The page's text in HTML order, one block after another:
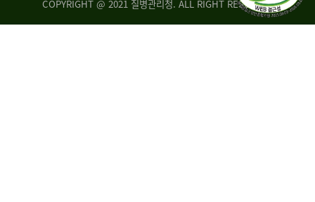
COPYRIGHT @ 2021 질병관리청. ALL RIGHT RESERVED